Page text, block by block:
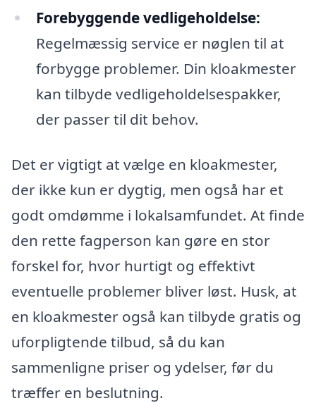
Forebyggende vedligeholdelse:
Regelmæssig service er nøglen til at
forbygge problemer. Din kloakmester
kan tilbyde vedligeholdelsespakker,
der passer til dit behov.
Det er vigtigt at vælge en kloakmester,
der ikke kun er dygtig, men også har et
godt omdømme i lokalsamfundet. At finde
den rette fagperson kan gøre en stor
forskel for, hvor hurtigt og effektivt
eventuelle problemer bliver løst. Husk, at
en kloakmester også kan tilbyde gratis og
uforpligtende tilbud, så du kan
sammenligne priser og ydelser, før du
træffer en beslutning.